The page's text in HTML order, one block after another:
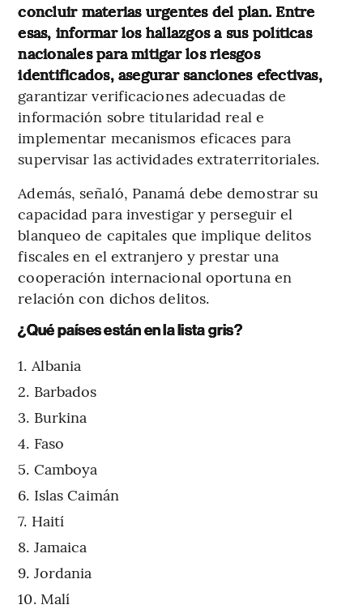
concluir materias urgentes del plan. Entre
esas, informar los hallazgos a sus políticas
nacionales para mitigar los riesgos
identificados, asegurar sanciones efectivas,
garantizar verificaciones adecuadas de
información sobre titularidad real e
implementar mecanismos eficaces para
supervisar las actividades extraterritoriales.
Además, señaló, Panamá debe demostrar su
capacidad para investigar y perseguir el
blanqueo de capitales que implique delitos
fiscales en el extranjero y prestar una
cooperación internacional oportuna en
relación con dichos delitos.
¿Qué países están en la lista gris?
Albania
Barbados
Burkina
Faso
Camboya
Islas Caimán
Haití
Jamaica
Jordania
Malí